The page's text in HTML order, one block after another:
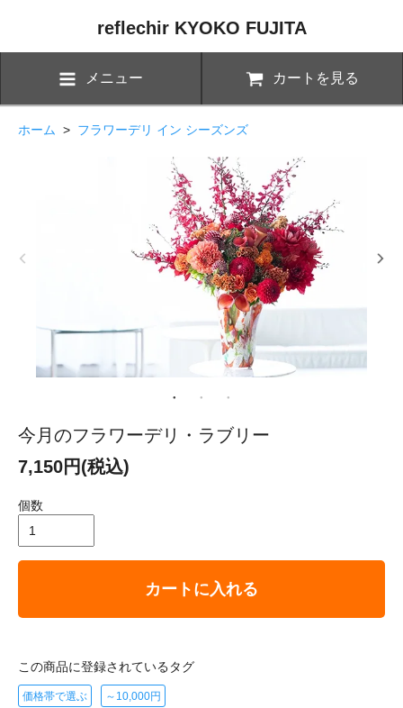
reflechir KYOKO FUJITA
メニュー カートを見る
ホーム > フラワーデリ イン シーズンズ
今月のフラワーデリ・ラブリー
7,150円(税込)
個数
カートに入れる
この商品に登録されているタグ
価格帯で選ぶ ～10,000円